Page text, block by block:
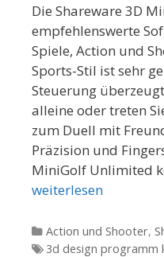
Die Shareware 3D
empfehlenswerte
Spiele, Action und
Sports-Stil ist sehr
Steuerung
alleine oder treten
zum Duell mit
Präzision und
MiniGolf Unlimited
weiterlesen
Kategorien
Action und Shooter,
Tags
3d design programm